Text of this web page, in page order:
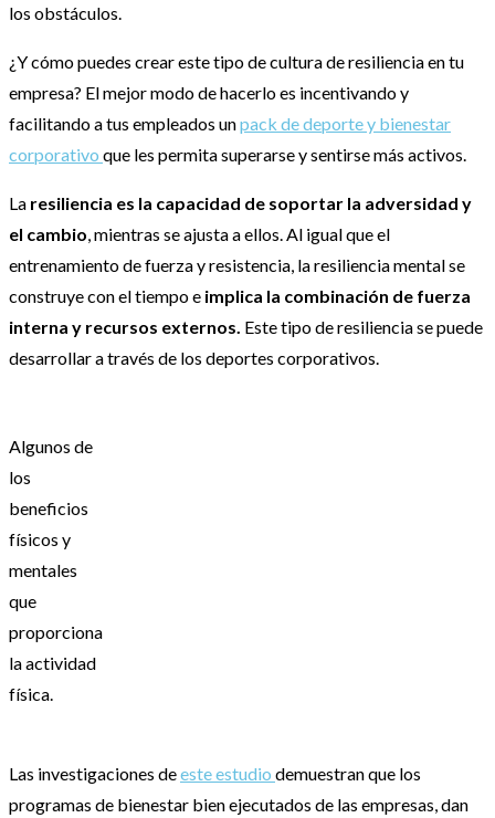
los obstáculos.
¿Y cómo puedes crear este tipo de cultura de resiliencia en tu
empresa? El mejor modo de hacerlo es incentivando y
facilitando a tus empleados unpack de deporte y bienestar
corporativo que les permita superarse y sentirse más activos.
La resiliencia es la capacidad de soportar la adversidad y
el cambio, mientras se ajusta a ellos. Al igual que el
entrenamiento de fuerza y resistencia, la resiliencia mental se
construye con el tiempo e implica la combinación de fuerza
interna y recursos externos. Este tipo de resiliencia se puede
desarrollar a través de los deportes corporativos.
Algunos de
los
beneficios
físicos y
mentales
que
proporciona
la actividad
física.
Las investigaciones deeste estudio demuestran que los
programas de bienestar bien ejecutados de las empresas, dan